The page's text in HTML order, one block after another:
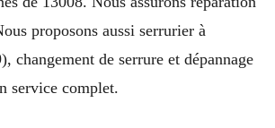
proposons aussi serrurier à
changement de serrure et dépannage
service complet.